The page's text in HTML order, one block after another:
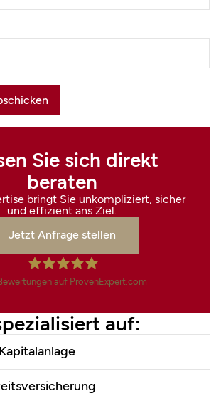
Sie sich direkt
beraten
bringt Sie unkompliziert, sicher
und effizient ans Ziel.
Jetzt Anfrage stellen
auf ProvenExpert.com
auf: